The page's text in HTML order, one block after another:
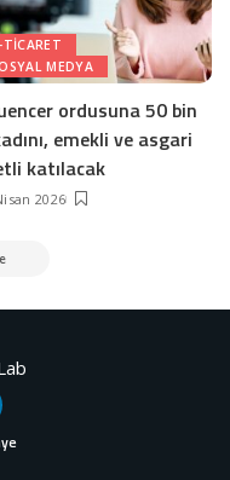
TICARET
MEDYA
ordusuna 50 bin
emekli ve asgari
katılacak
2026